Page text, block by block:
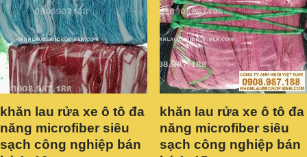
khăn lau rửa xe ô tô đa
năng microfiber siêu
sạch công nghiệp bán
khăn lau rửa xe ô tô đa
năng microfiber siêu
sạch công nghiệp bán